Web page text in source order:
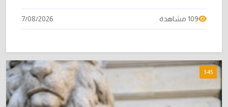
109 مشاهدة 7/08/2026
3:45